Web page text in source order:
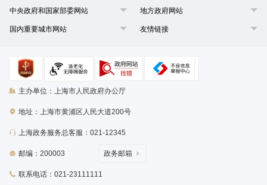
中央政府和国家部委网站 地方政府网站
国内重要城市网站 友情链接
主办单位：上海市人民政府办公厅
地址：上海市黄浦区人民大道200号
上海政务服务总客服：021-12345
邮编：200003
联系电话：021-23111111
政务邮箱